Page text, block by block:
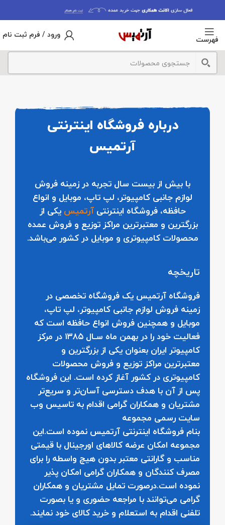
فهرست
ورود / فرم ثبت نام
درباره فروشگاه اینترنتی
آرتمیس
با بیش از بیست سال تجربه در زمینه فروش
لوازم جانبی کامپیوتر، لپ تاپ، موبایل و انواع
حافظه، فروشگاه اینترنتی آرتمیس یکی از
بزرگترین و معتبرترین مراکز توزیع و فروش عمده
محصولات کامپیوتری و موبایل در کشور می‌باشد.
تاریخچه
فروشگاه آرتمیس یک فروشگاه تخصصی در
زمینه فروش لوازم جانبی کامپیوتر، لپ تاپ،
موبایل و ‌همچنین فروش انواع حافظه است که
فعالیت خود را در بهمن ماه سـال ۱۳۸۵ در مرکز
کامپیوتر ایران بعنوان یکی از بزرگترین و
معتبرترین مراکز توزیع و فروش محصولات
کامپیوتری در کشور آغاز کرده است. این فروشگاه
پس از آن با هدف دسترسی آسان‌تر و سریع‌تر
مشتریان و همکاران گرامی اقدام به تاسیس وب
سایت رسمی مجموعه
بنام فروشگاه اینترنتی آرتمیس نموده است.این
مجموعه امکان عرضه کالاهای اورجینال با قیمتی
مناسب و گارانتی معتبر بدون هیچ واسطه را برای
مصرف کنندگان و همکاران گرامی امکان پذیر
نموده است.درصورت تمایل مشتریان و همکاران
گرامی می‌توانند با مراجعه حضوری و یا بصورت
تلفنی اقدام به استعلام و خرید کالای خود نمایند.